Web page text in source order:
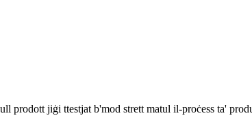
prodott jiġi ttestjat b'mod strett matul il-proċess ta'